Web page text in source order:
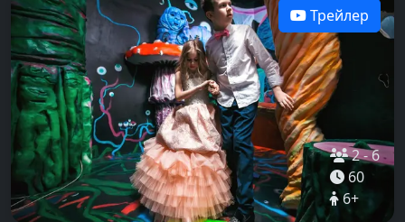
2-6
60
6+
Трейлер